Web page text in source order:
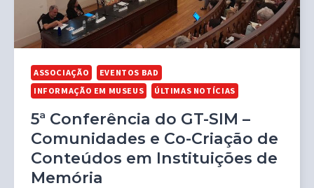
ASSOCIAÇÃO
EVENTOS BAD
INFORMAÇÃO EM MUSEUS
ÚLTIMAS NOTÍCIAS
5ª Conferência do GT-SIM –
Comunidades e Co-Criação de
Conteúdos em Instituições de
Memória